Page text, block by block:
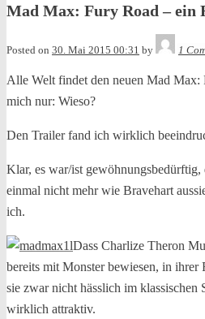
Mad Max: Fury Road – ein
Posted on 30. Mai 2015 00:31 by
1
Alle Welt findet den neuen Mad Max:
mich nur: Wieso?
Den Trailer fand ich wirklich
Klar, es war/ist
einmal nicht mehr wie Bravehart
ich.
Dass Charlize Theron
bereits mit Monster bewiesen, in ihrer
sie zwar nicht hässlich im klassischen
wirklich attraktiv.